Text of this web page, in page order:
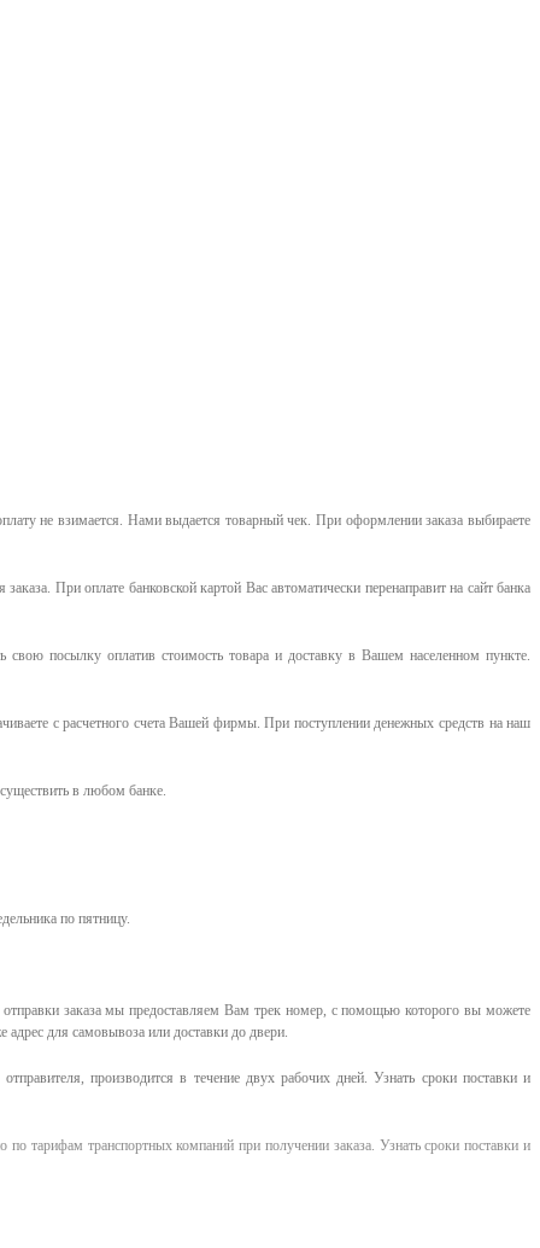
не взимается. Нами выдается товарный чек.При оформлении заказа выбираете
При оплате банковской картой Вас автоматически перенаправит на сайт банка
посылку оплатив стоимость товара и доставку в Вашем населенном пункте.
с расчетного счета Вашей фирмы. При поступлении денежных средств на наш
в любом банке.
по пятницу.
заказа мы предоставляем Вам трек номер, с помощью которого вы можете
адрес для самовывоза или доставки до двери.
производится в течение двух рабочих дней. Узнать сроки поставки и
тарифам транспортных компаний при получении заказа. Узнать сроки поставки и